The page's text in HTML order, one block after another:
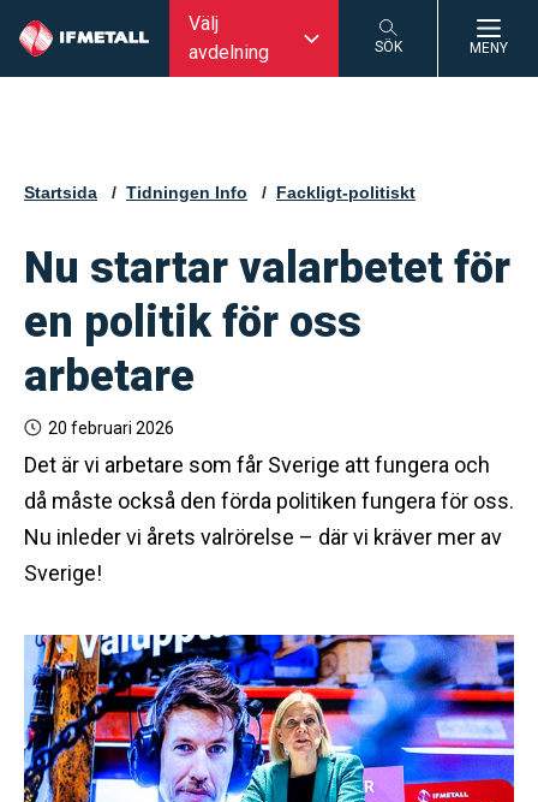
Välj
avdelning
SÖK MENY
Startsida Tidningen Info Fackligt-politiskt
Nu startar valarbetet för
en politik för oss
arbetare
20 februari 2026
Det är vi arbetare som får Sverige att fungera och
då måste också den förda politiken fungera för oss.
Nu inleder vi årets valrörelse – där vi kräver mer av
Sverige!